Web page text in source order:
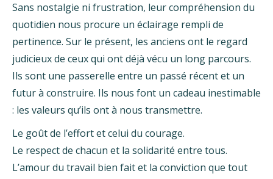
Sans nostalgie ni frustration, leur compréhension du
quotidien nous procure un éclairage rempli de
pertinence. Sur le présent, les anciens ont le regard
judicieux de ceux qui ont déjà vécu un long parcours.
Ils sont une passerelle entre un passé récent et un
futur à construire. Ils nous font un cadeau inestimable
: les valeurs qu’ils ont à nous transmettre.
Le goût de l’effort et celui du courage.
Le respect de chacun et la solidarité entre tous.
L’amour du travail bien fait et la conviction que tout